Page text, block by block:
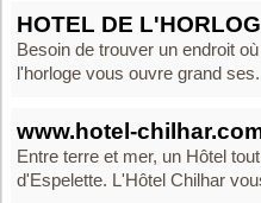
HOTEL DE
Besoin de trouver un endroit
l'horloge vous ouvre grand
www.hotel-
Entre terre et mer, un Hôtel
d'Espelette. L'Hôtel Chilhar